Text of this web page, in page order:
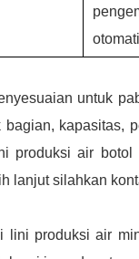
untuk
bagian, kapasitas,
produksi air
lanjut silahkan
lini produksi air